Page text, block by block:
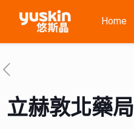
Home
立赫敦北藥局